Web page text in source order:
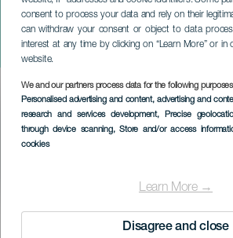
consent to process your data and rely on their
can withdraw your consent or object to data
interest at any time by clicking on “Learn More” or in
website.
We and our partners process data for the following
Personalised advertising and content, advertising and
research and services development, Precise
through device scanning, Store and/or access
cookies
Learn More →
Disagree and close
Dalek Dúo en La
FUERTEVENTURA
Imagen
Listado
ÉVÉNEMENT PASSÉ